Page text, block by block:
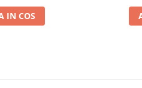
IN COS